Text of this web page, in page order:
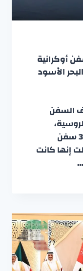
أوكرانية
الأسود
السفن
الجمعة، أن قواتها استهدفت 3 سفن
إنها كانت